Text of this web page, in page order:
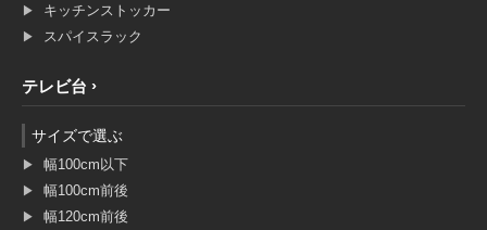
キッチンストッカー
スパイスラック
テレビ台
サイズで選ぶ
幅100cm以下
幅100cm前後
幅120cm前後